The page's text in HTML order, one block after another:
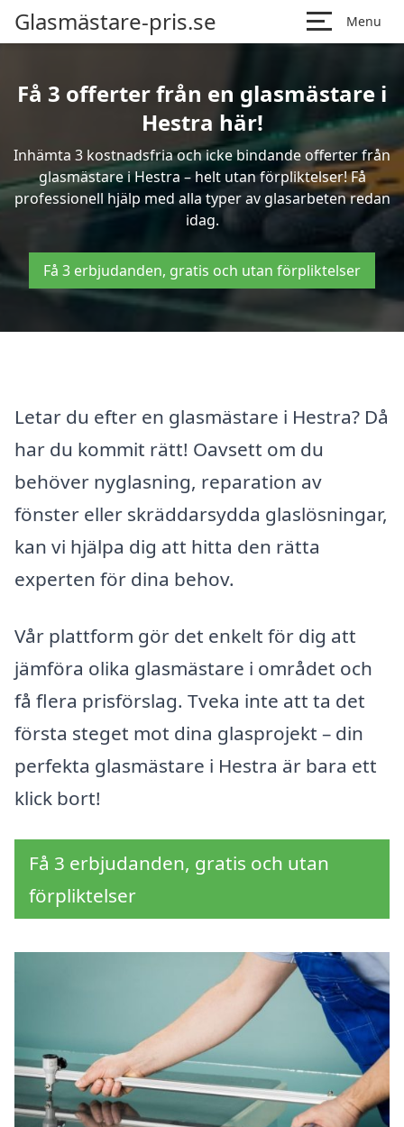
Glasmästare-pris.se Menu
Få 3 offerter från en glasmästare i
Hestra här!
Inhämta 3 kostnadsfria och icke bindande offerter från
glasmästare i Hestra – helt utan förpliktelser! Få
professionell hjälp med alla typer av glasarbeten redan
idag.
Få 3 erbjudanden, gratis och utan förpliktelser
Letar du efter en glasmästare i Hestra? Då
har du kommit rätt! Oavsett om du
behöver nyglasning, reparation av
fönster eller skräddarsydda glaslösningar,
kan vi hjälpa dig att hitta den rätta
experten för dina behov.
Vår plattform gör det enkelt för dig att
jämföra olika glasmästare i området och
få flera prisförslag. Tveka inte att ta det
första steget mot dina glasprojekt – din
perfekta glasmästare i Hestra är bara ett
klick bort!
Få 3 erbjudanden, gratis och utan
förpliktelser